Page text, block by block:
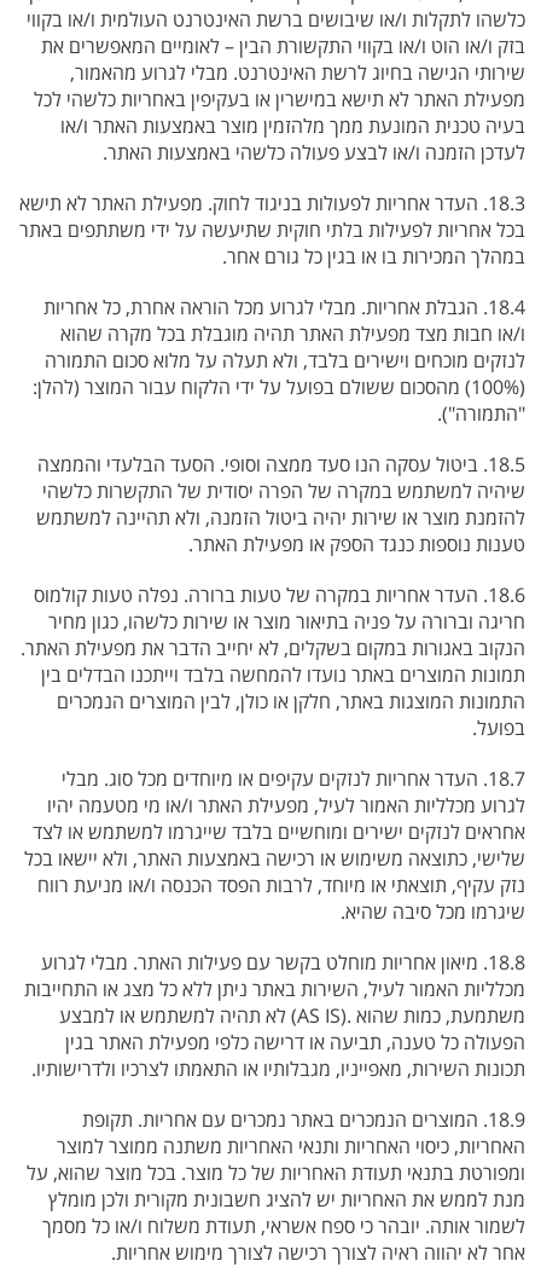
כלשהו לתקלות ו/או שיבושים ברשת האינטרנט העולמית ו/או בקווי
בזק ו/או הוט ו/או בקווי התקשורת הבין – לאומיים המאפשרים את
שירותי הגישה בחיוג לרשת האינטרנט. מבלי לגרוע מהאמור,
מפעילת האתר לא תישא במישרין או בעקיפין באחריות כלשהי לכל
בעיה טכנית המונעת ממך מלהזמין מוצר באמצעות האתר ו/או
לעדכן הזמנה ו/או לבצע פעולה כלשהי באמצעות האתר.
18.3. העדר אחריות לפעולות בניגוד לחוק. מפעילת האתר לא תישא
בכל אחריות לפעילות בלתי חוקית שתיעשה על ידי משתתפים באתר
במהלך המכירות בו או בגין כל גורם אחר.
18.4. הגבלת אחריות. מבלי לגרוע מכל הוראה אחרת, כל אחריות
ו/או חבות מצד מפעילת האתר תהיה מוגבלת בכל מקרה שהוא
לנזקים מוכחים וישירים בלבד, ולא תעלה על מלוא סכום התמורה
(100%) מהסכום ששולם בפועל על ידי הלקוח עבור המוצר (להלן:
"התמורה").
18.5. ביטול עסקה הנו סעד ממצה וסופי. הסעד הבלעדי והממצה
שיהיה למשתמש במקרה של הפרה יסודית של התקשרות כלשהי
להזמנת מוצר או שירות יהיה ביטול הזמנה, ולא תהיינה למשתמש
טענות נוספות כנגד הספק או מפעילת האתר.
18.6. העדר אחריות במקרה של טעות ברורה. נפלה טעות קולמוס
חריגה וברורה על פניה בתיאור מוצר או שירות כלשהו, כגון מחיר
הנקוב באגורות במקום בשקלים, לא יחייב הדבר את מפעילת האתר.
תמונות המוצרים באתר נועדו להמחשה בלבד וייתכנו הבדלים בין
התמונות המוצגות באתר, חלקן או כולן, לבין המוצרים הנמכרים
בפועל.
18.7. העדר אחריות לנזקים עקיפים או מיוחדים מכל סוג. מבלי
לגרוע מכלליות האמור לעיל, מפעילת האתר ו/או מי מטעמה יהיו
אחראים לנזקים ישירים ומוחשיים בלבד שייגרמו למשתמש או לצד
שלישי, כתוצאה משימוש או רכישה באמצעות האתר, ולא יישאו בכל
נזק עקיף, תוצאתי או מיוחד, לרבות הפסד הכנסה ו/או מניעת רווח
שיגרמו מכל סיבה שהיא.
18.8. מיאון אחריות מוחלט בקשר עם פעילות האתר. מבלי לגרוע
מכלליות האמור לעיל, השירות באתר ניתן ללא כל מצג או התחייבות
משתמעת, כמות שהוא .(AS IS) לא תהיה למשתמש או למבצע
הפעולה כל טענה, תביעה או דרישה כלפי מפעילת האתר בגין
תכונות השירות, מאפייניו, מגבלותיו או התאמתו לצרכיו ולדרישותיו.
18.9. המוצרים הנמכרים באתר נמכרים עם אחריות. תקופת
האחריות, כיסוי האחריות ותנאי האחריות משתנה ממוצר למוצר
ומפורטת בתנאי תעודת האחריות של כל מוצר. בכל מוצר שהוא, על
מנת לממש את האחריות יש להציג חשבונית מקורית ולכן מומלץ
לשמור אותה. יובהר כי ספח אשראי, תעודת משלוח ו/או כל מסמך
אחר לא יהווה ראיה לצורך רכישה לצורך מימוש אחריות.